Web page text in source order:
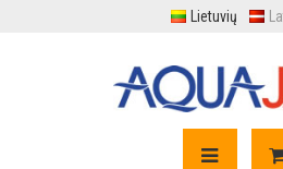
Lietuvių